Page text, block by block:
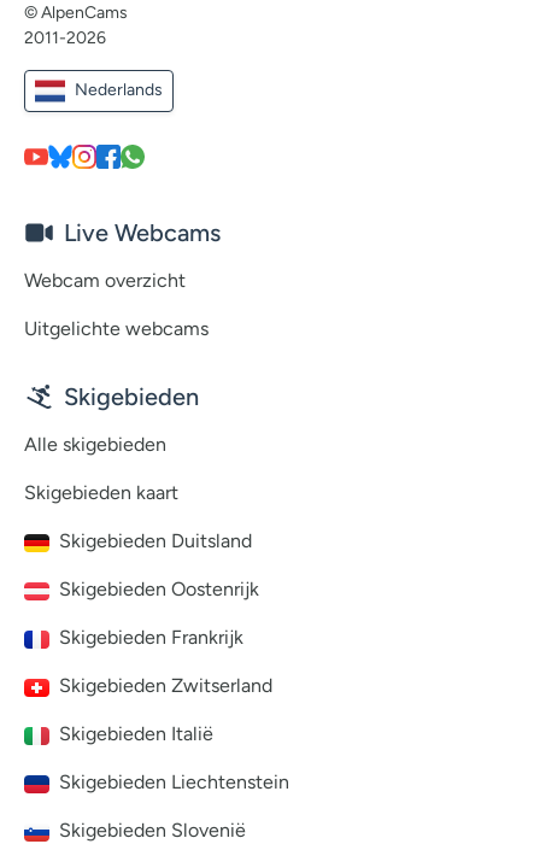
© AlpenCams
2011-2026
Nederlands
Live Webcams
Webcam overzicht
Uitgelichte webcams
Skigebieden
Alle skigebieden
Skigebieden kaart
Skigebieden Duitsland
Skigebieden Oostenrijk
Skigebieden Frankrijk
Skigebieden Zwitserland
Skigebieden Italië
Skigebieden Liechtenstein
Skigebieden Slovenië